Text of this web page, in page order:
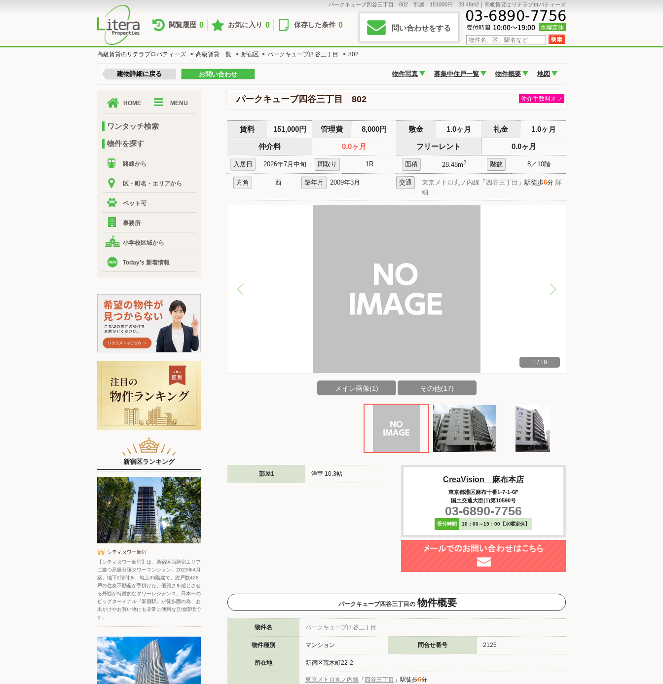
パークキューブ四谷三丁目 802 部屋 151000円 28.48m2｜高級賃貸はリテラプロパティーズ
閲覧履歴 0 お気に入り 0 保存した条件 0 問い合わせをする
高級賃貸のリテラプロパティーズ > 高級賃貸一覧 > 新宿区 > パークキューブ四谷三丁目 > 802
建物詳細に戻る お問い合わせ 物件写真 募集中住戸一覧 物件概要 地図
パークキューブ四谷三丁目 802 仲介手数料オフ
賃料 151,000円 管理費 8,000円 敷金 1.0ヶ月 礼金 1.0ヶ月
仲介料 0.0ヶ月 フリーレント 0.0ヶ月
入居日 2026年7月中旬 間取り 1R 面積 28.48m2 階数 8／10階
方角 西 築年月 2009年3月 交通 東京メトロ丸ノ内線 「 四谷三丁目 」駅徒歩6分 詳
細
1 / 19
メイン画像(1) その他(17)
部屋1 洋室 10.3帖
CreaVision 麻布本店
東京都港区麻布十番1-7-1-6F
国土交通大臣(1)第10590号
03-6890-7756
受付時間 10：00～19：00【水曜定休】
パークキューブ四谷三丁目の 物件概要
物件名 パークキューブ四谷三丁目
物件種別 マンション 問合せ番号 2125
所在地 新宿区荒木町22-2
東京メトロ丸ノ内線 「 四谷三丁目 」駅徒歩6分
HOME MENU
ワンタッチ検索
物件を探す
路線から
区・町名・エリアから
ペット可
事務所
小学校区域から
Today’s 新着情報
新宿区ランキング
シティタワー新宿
【シティタワー新宿】は、新宿区西新宿エリア
に建つ高級分譲タワーマンション。2023年4月
築、地下2階付き、地上35階建て、総戸数428
戸の住友不動産が手掛けた、優雅さを感じさせ
る外観が特徴的なタワーレジデンス。日本一の
ビッグターミナル『新宿駅』が徒歩圏の為、お
出かけやお買い物にも非常に便利な立地環境で
す。